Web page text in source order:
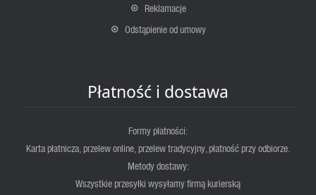
Reklamacje
Odstąpienie od umowy
Płatność i dostawa
Formy płatności:
Karta płatnicza, przelew online, przelew tradycyjny, płatność przy odbiorze.
Metody dostawy:
Wszystkie przesyłki wysyłamy firmą kurierską